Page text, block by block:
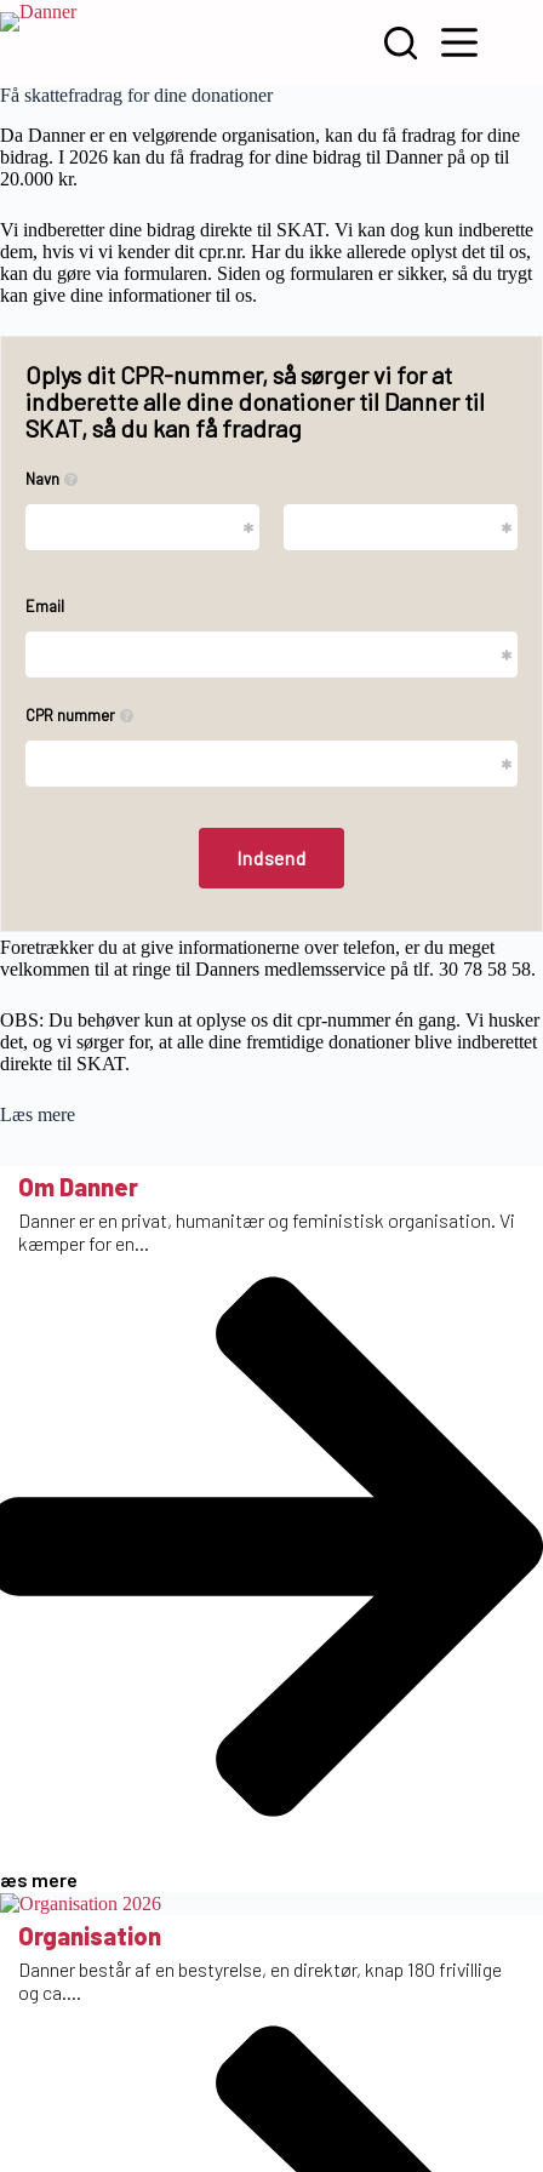
Fortsæt
til
Få skattefradrag for dine donationer
Da Danner er en velgørende organisation, kan du få fradrag for dine
bidrag. I 2026 kan du få fradrag for dine bidrag til Danner på op til
20.000 kr.
Vi indberetter dine bidrag direkte til SKAT. Vi kan dog kun indberette
dem, hvis vi vi kender dit cpr.nr. Har du ikke allerede oplyst det til os,
kan du gøre via formularen. Siden og formularen er sikker, så du trygt
kan give dine informationer til os.
Foretrækker du at give informationerne over telefon, er du meget
velkommen til at ringe til Danners medlemsservice på tlf. 30 78 58 58.
OBS: Du behøver kun at oplyse os dit cpr-nummer én gang. Vi husker
det, og vi sørger for, at alle dine fremtidige donationer blive indberettet
direkte til SKAT.
Læs mere
Om Danner
Danner er en privat, humanitær og feministisk organisation. Vi
kæmper for en...
mere
Organisation
Danner består af en bestyrelse, en direktør, knap 180 frivillige
og ca....